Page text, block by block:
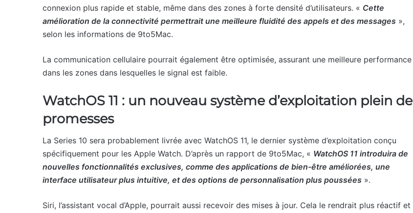
connexion plus rapide et stable, même dans des zones à forte densité d’utilisateurs. « Cette
amélioration de la connectivité permettrait une meilleure fluidité des appels et des messages »,
selon les informations de 9to5Mac.
La communication cellulaire pourrait également être optimisée, assurant une meilleure performance
dans les zones dans lesquelles le signal est faible.
WatchOS 11 : un nouveau système d’exploitation plein de
promesses
La Series 10 sera probablement livrée avec WatchOS 11, le dernier système d’exploitation conçu
spécifiquement pour les Apple Watch. D’après un rapport de 9to5Mac, « WatchOS 11 introduira de
nouvelles fonctionnalités exclusives, comme des applications de bien-être améliorées, une
interface utilisateur plus intuitive, et des options de personnalisation plus poussées ».
Siri, l’assistant vocal d’Apple, pourrait aussi recevoir des mises à jour. Cela le rendrait plus réactif et